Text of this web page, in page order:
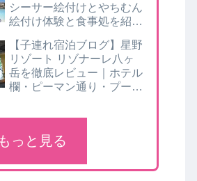
シーサー絵付けとやちむん
絵付け体験と食事処を紹
【子連れ宿泊ブログ】星野
リゾート リゾナーレ八ヶ
岳を徹底レビュー｜ホテル
欄・ピーマン通り・プール
もっと見る